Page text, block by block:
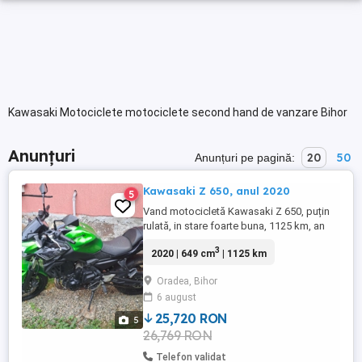
Kawasaki Motociclete motociclete second hand de vanzare Bihor
Anunțuri Anunțuri pe pagină: 20 50
5
5 Kawasaki Z 650, anul 2020
Vand motocicletă Kawasaki Z 650, puțin
rulată, in stare foarte buna, 1125 km, an
2020 | 649 cm3 | 1125 km
Oradea, Bihor
6 august
25,720 RON
26,769 RON
Telefon validat